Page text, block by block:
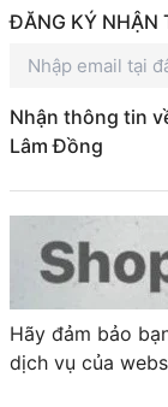
ĐĂNG KÝ NHẬN
Nhận thông tin
Lâm Đồng
Hãy đảm bảo
dịch vụ của